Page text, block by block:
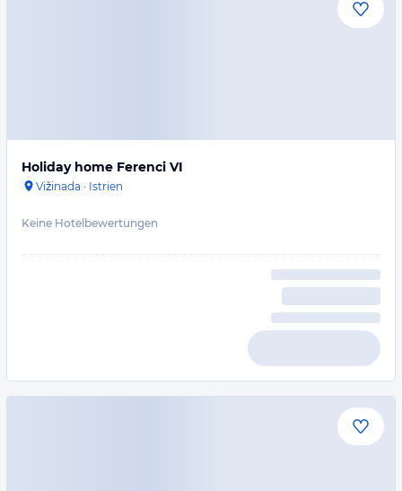
Holiday home Ferenci VI
Vižinada · Istrien
Keine Hotelbewertungen